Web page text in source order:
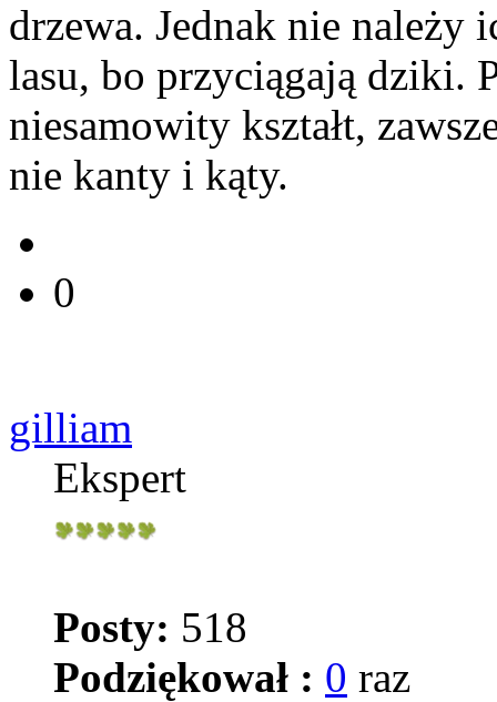
drzewa. Jednak nie należy
lasu, bo przyciągają dziki.
niesamowity kształt,
nie kanty i kąty.
0
gilliam
Ekspert
Posty: 518
Podziękował : 0 raz